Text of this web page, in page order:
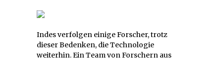
Indes verfolgen einige Forscher, trotz
dieser Bedenken, die Technologie
weiterhin. Ein Team von Forschern aus